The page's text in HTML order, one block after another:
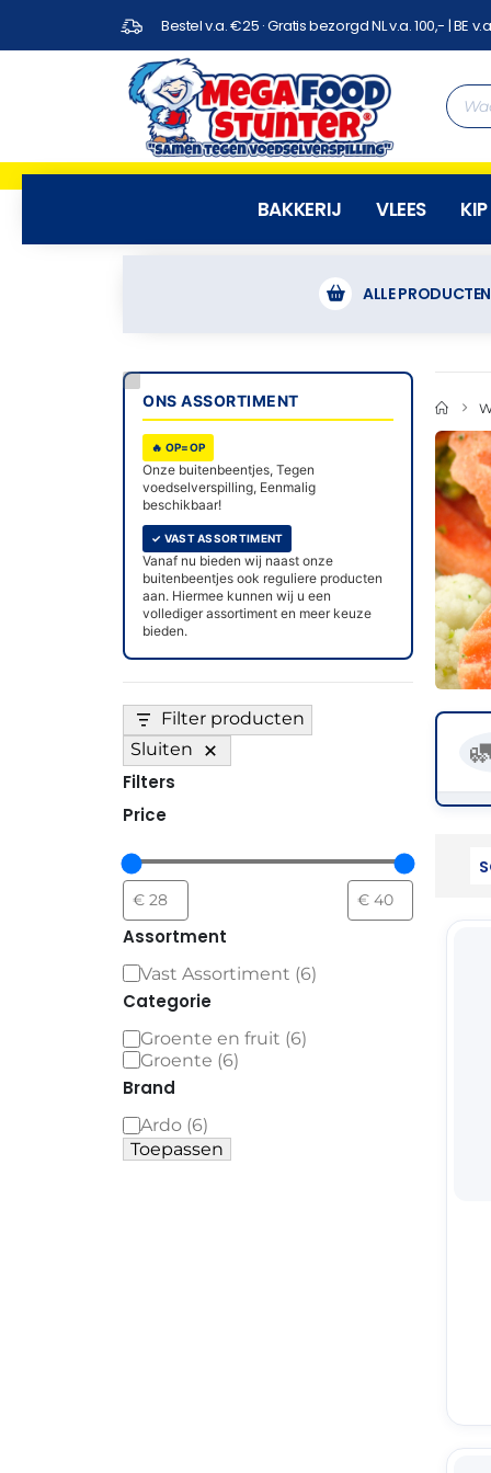
Bestel v.a. €25 · Gratis bezorgd NL v.a. 100,- | BE
BAKKERIJ VLEES KIP
ALLE PRODUCTEN
ONS ASSORTIMENT
🔥 OP=OP
Onze buitenbeentjes, Tegen
voedselverspilling, Eenmalig
beschikbaar!
✓ VAST ASSORTIMENT
Vanaf nu bieden wij naast onze
buitenbeentjes ook reguliere producten
aan. Hiermee kunnen wij u een
vollediger assortiment en meer keuze
bieden.
Filter producten
Sluiten
Filters
Price
Assortment
Vast Assortiment (6)
Categorie
Groente en fruit (6)
Groente (6)
Brand
Ardo (6)
Toepassen